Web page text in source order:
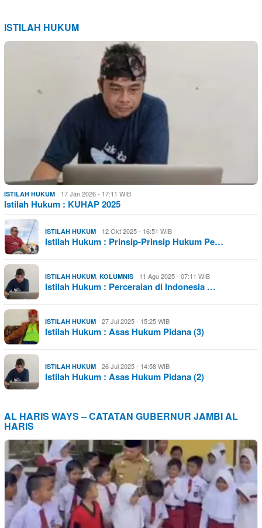
ISTILAH HUKUM
ISTILAH HUKUM 17 Jan 2026 - 17:11 WIB
Istilah Hukum : KUHAP 2025
ISTILAH HUKUM 12 Okt 2025 - 16:51 WIB
Istilah Hukum : Prinsip-Prinsip Hukum Pe…
ISTILAH HUKUM KOLUMNIS 11 Agu 2025 - 07:11 WIB
Istilah Hukum : Perceraian di Indonesia …
ISTILAH HUKUM 27 Jul 2025 - 15:25 WIB
Istilah Hukum : Asas Hukum Pidana (3)
ISTILAH HUKUM 26 Jul 2025 - 14:58 WIB
Istilah Hukum : Asas Hukum Pidana (2)
AL HARIS WAYS – CATATAN GUBERNUR JAMBI AL
HARIS